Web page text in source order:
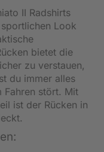
II Radshirts
Look
bietet die
zu verstauen,
du immer alles
Fahren stört. Mit
ist der Rücken in